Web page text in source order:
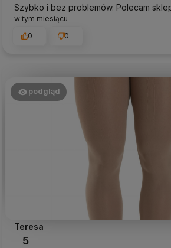
Szybko i bez problemów. Polecam
w tym miesiącu
0
0
podgląd
Teresa
5